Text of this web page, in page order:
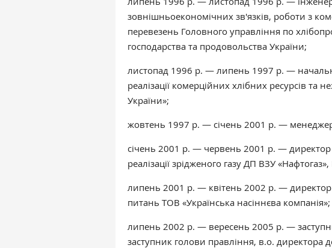
зовнішньоекономічних зв'язків, роботи з
перевезень Головного управління по
господарства та продовольства України;
листопад 1996 р. — липень 1997 р. —
реалізації комерційних хлібних ресурсів та
України»;
жовтень 1997 р. — січень 2001 р. —
січень 2001 р. — червень 2001 р. — директор
реалізації зрідженого газу ДП ВЗУ
липень 2001 р. — квітень 2002 р. —
питань ТОВ «Українська насіннєва компанія»;
липень 2002 р. — вересень 2005 р. —
заступник голови правління, в.о. директора